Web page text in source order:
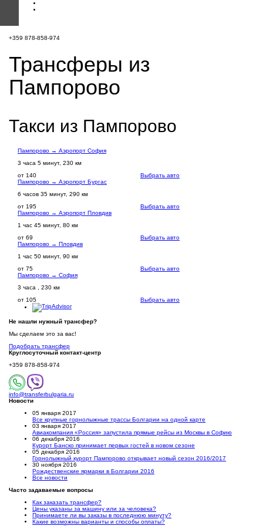
+359 878-858-974
Трансферы из
Пампорово
Такси из Пампорово
Пампорово → Аэропорт София
3 часа 5 минут, 230 км
от 140
Выбрать авто
Пампорово → Аэропорт Бургас
6 часов 35 минут, 290 км
от 195
Выбрать авто
Пампорово → Аэропорт Пловдив
1 час 45 минут, 80 км
от 69
Выбрать авто
Пампорово → Пловдив
1 час 50 минут, 90 км
от 75
Выбрать авто
Пампорово → София
3 часа , 230 км
от 105
Выбрать авто
Не нашли нужный трансфер?
Мы сделаем это за вас!
Подобрать трансфер
Круглосуточный контакт-центр
+359 878-858-974
info@transferbulgaria.ru
Новости
05 января 2017
Все крупные горнолыжные трассы Болгарии на одной карте
03 января 2017
Авиакомпания «Россия» запустила прямые рейсы из Москвы в Софию
06 декабря 2016
Курорт Банско принимает первых гостей в новом сезоне
05 декабря 2016
Горнолыжный курорт Пампорово открывает новый сезон 2016/2017
30 ноября 2016
Рождественские ярмарки в Болгарии 2016
Все новости
Часто задаваемые вопросы
Как заказать трансфер?
Цены указаны за машину или за человека?
Принимаете ли вы заказы в последнюю минуту?
Какие возможны варианты и способы оплаты?